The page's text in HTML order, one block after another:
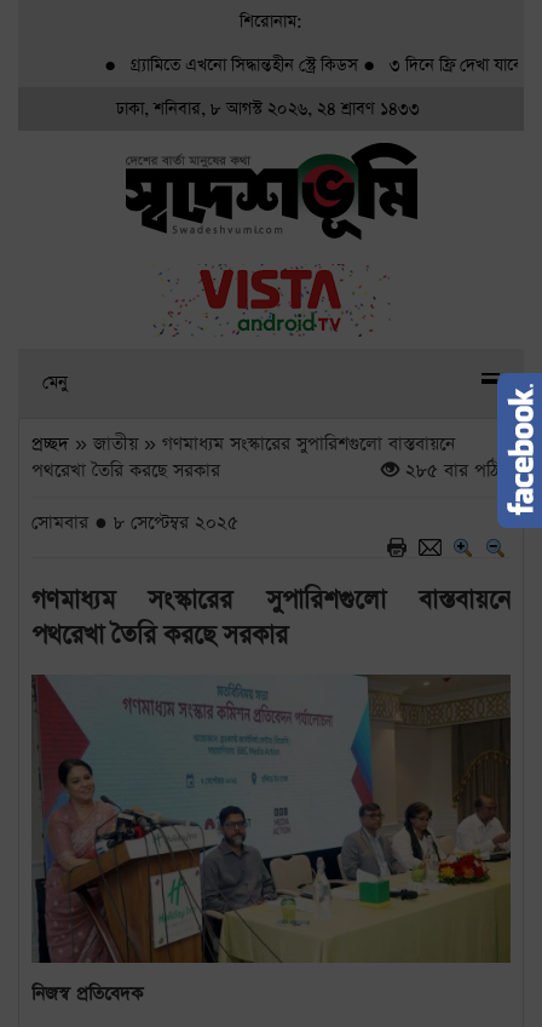
শিরোনাম:
গ্র্যামিতে এখনো সিদ্ধান্তহীন স্ট্রে কিডস●৩ দিনে ফ্রি দেখা যাবে ৬
ঢাকা, শনিবার, ৮ আগস্ট ২০২৬, ২৪ শ্রাবণ ১৪৩৩
মেনু
প্রচ্ছদ » জাতীয় » গণমাধ্যম সংস্কারের সুপারিশগুলো বাস্তবায়নে
পথরেখা তৈরি করছে সরকার
২৮৫ বার পঠিত
সোমবার ● ৮ সেপ্টেম্বর ২০২৫
গণমাধ্যম সংস্কারের সুপারিশগুলো বাস্তবায়নে
পথরেখা তৈরি করছে সরকার
নিজস্ব প্রতিবেদক